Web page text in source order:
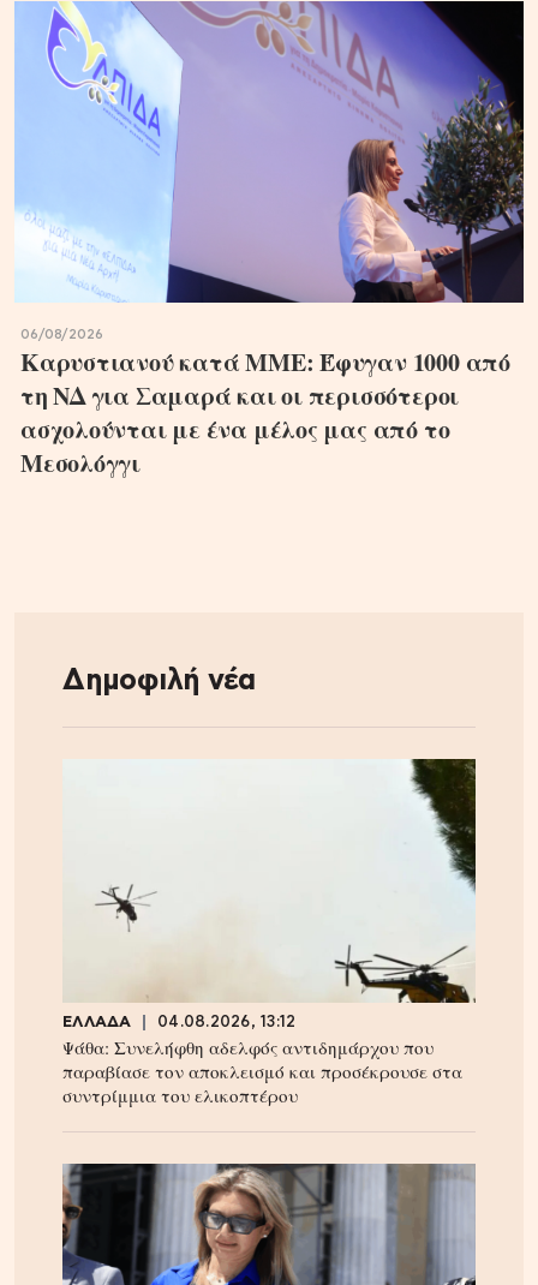
06/08/2026
Καρυστιανού κατά ΜΜΕ: Έφυγαν 1000 από
τη ΝΔ για Σαμαρά και οι περισσότεροι
ασχολούνται με ένα μέλος μας από το
Μεσολόγγι
Δημοφιλή νέα
ΕΛΛΑΔΑ 04.08.2026, 13:12
Ψάθα: Συνελήφθη αδελφός αντιδημάρχου που
παραβίασε τον αποκλεισμό και προσέκρουσε στα
συντρίμμια του ελικοπτέρου